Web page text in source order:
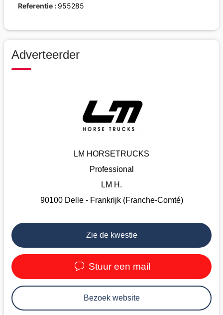
Referentie 955285
Adverteerder
LM HORSETRUCKS
Professional
LM H.
90100 Delle - Frankrijk (Franche-Comté)
Zie de kwestie
Stuur een mail
Bezoek website